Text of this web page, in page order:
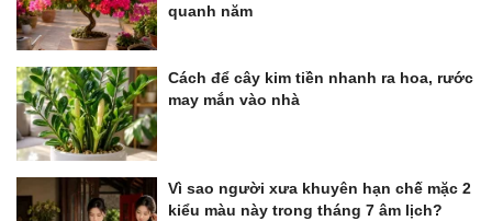
quanh năm
Cách để cây kim tiền nhanh ra hoa, rước
may mắn vào nhà
Vì sao người xưa khuyên hạn chế mặc 2
kiểu màu này trong tháng 7 âm lịch?